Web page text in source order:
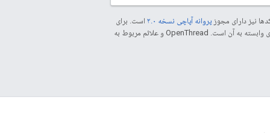
نیز دارای مجوز پروانه آپاچی نسخه ۲.۰
است. برای
مراجعه کنید. جاوا علامت تجاری ثبت‌شده Oracle و/یا شرکت‌های وابسته به آن است. ‫OpenThread و علائم مربوط به